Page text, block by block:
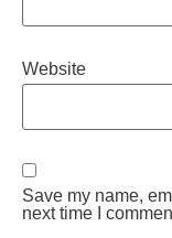
Website
Save my name,
next time I